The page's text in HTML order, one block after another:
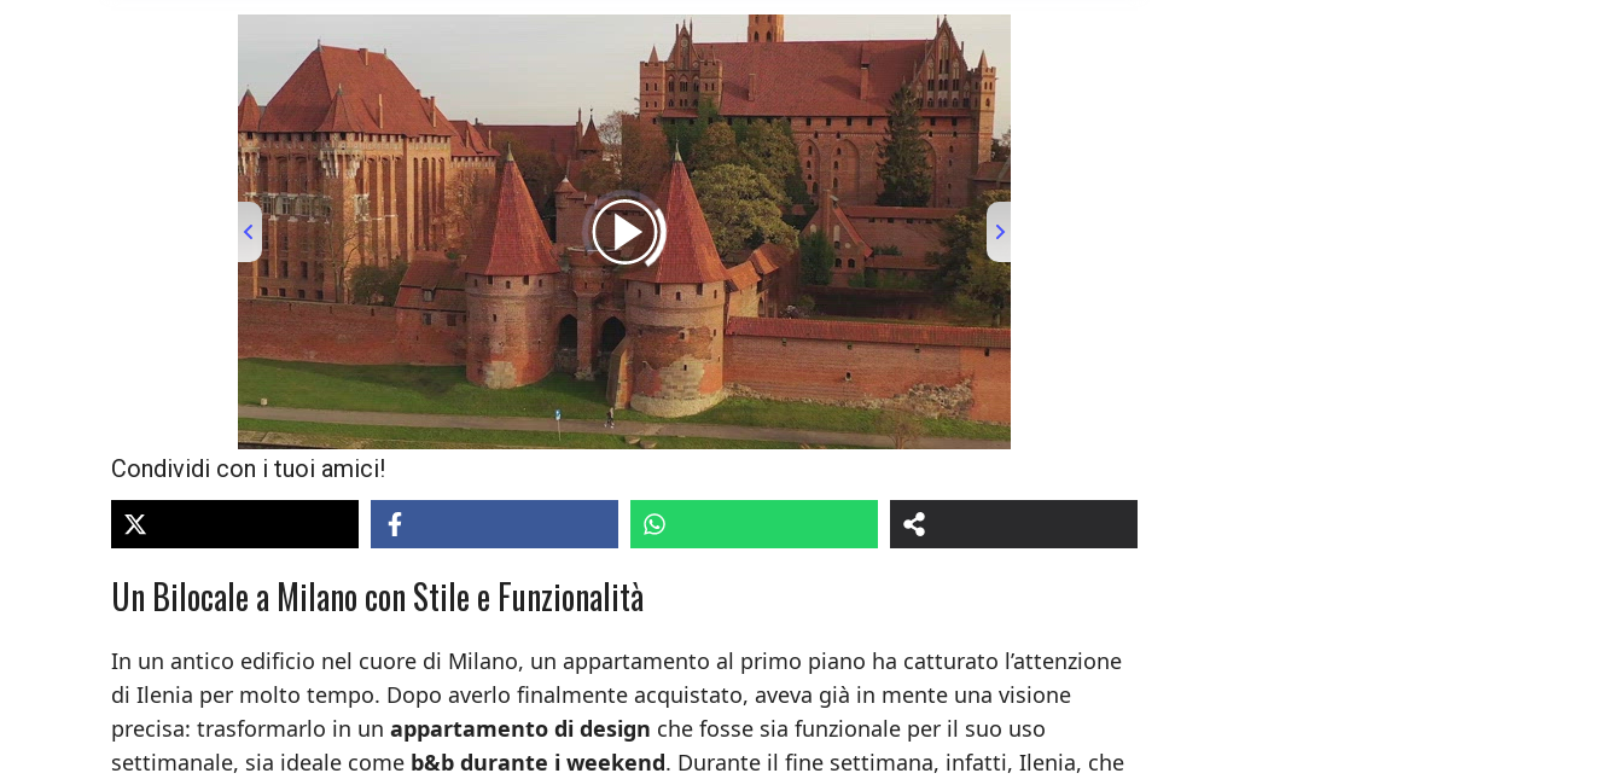
00:00/01:33 TRUVID POLAND VIDEO2
Condividi con i tuoi amici!
Un Bilocale a Milano con Stile e Funzionalità
In un antico edificio nel cuore di Milano, un appartamento al primo piano ha catturato l’attenzione
di Ilenia per molto tempo. Dopo averlo finalmente acquistato, aveva già in mente una visione
precisa: trasformarlo in un appartamento di design che fosse sia funzionale per il suo uso
settimanale, sia ideale come b&b durante i weekend. Durante il fine settimana, infatti, Ilenia, che